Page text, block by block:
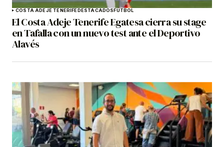
COSTA ADEJE TENERIFEDESTACADOSFÚTBOL
El Costa Adeje Tenerife Egatesa cierra su stage
en Tafalla con un nuevo test ante el Deportivo
Alavés